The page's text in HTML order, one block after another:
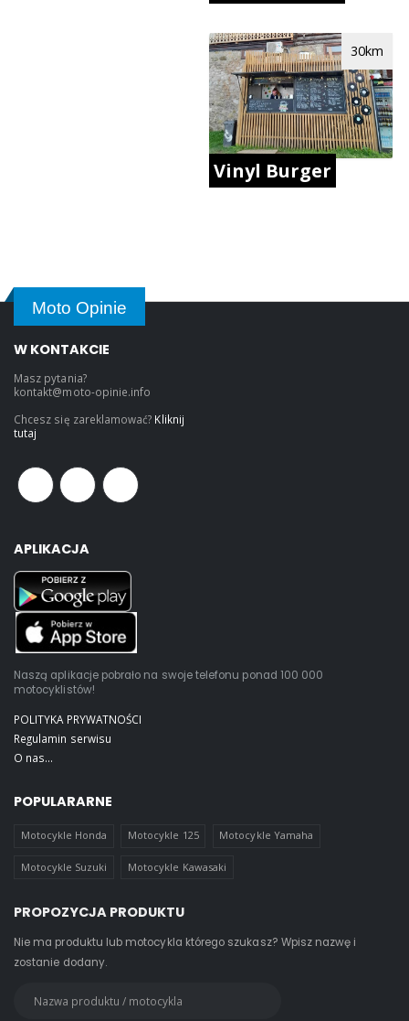
Vinyl Burger
30km
Moto Opinie
W KONTAKCIE
Masz pytania?
kontakt@moto-opinie.info
Chcesz się zareklamować? Kliknij
tutaj
APLIKACJA
Naszą aplikacje pobrało na swoje telefonu ponad 100 000
motocyklistów!
POLITYKA PRYWATNOŚCI
Regulamin serwisu
O nas...
POPULARARNE
Motocykle Honda Motocykle 125 Motocykle Yamaha
Motocykle Suzuki Motocykle Kawasaki
PROPOZYCJA PRODUKTU
Nie ma produktu lub motocykla którego szukasz? Wpisz nazwę i
zostanie dodany.